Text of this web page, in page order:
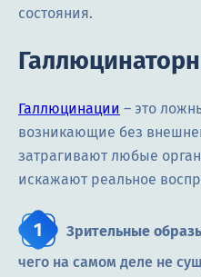
состояния.
Галлюцинации – это
возникающие без
затрагивают любые
искажают реальное
Зрительные
чего на самом деле не